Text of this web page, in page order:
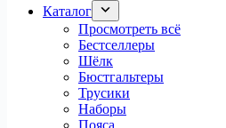
Каталог
Просмотреть всё
Бестселлеры
Шёлк
Бюстгальтеры
Трусики
Наборы
Пояса